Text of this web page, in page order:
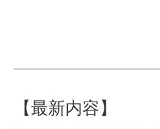
【最新内容】